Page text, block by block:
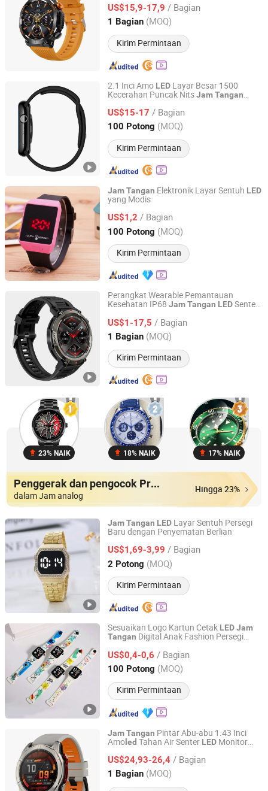
TanganOlahraga
US$15,9-17,9 / Bagian
1 Bagian (MOQ)
Kirim Permintaan
Guangdong, China Harga mulai 2024
2.1 Inci Amo LED Layar Besar 1500
Kecerahan Puncak NitsJamTangan
US$15-17 / Bagian
100 Potong (MOQ)
Kirim Permintaan
Shenzhen Foxiyao Technology Co., Limited
Guangdong, China Harga mulai 2024
JamTangan Elektronik Layar Sentuh LED
yang Modis
US$1,2 / Bagian
100 Potong (MOQ)
Kirim Permintaan
Jinjiang Jiaxing Supply Management Co., Ltd.
Fujian, China Harga mulai 2019
Perangkat Wearable Pemantauan
Kesehatan IP68 JamTangan LEDSenter
US$1-17,5 / Bagian
1 Bagian (MOQ)
Kirim Permintaan
Shenzhen Yangsheng Technology Co., Ltd.
Guangdong, China Harga mulai 2007
23% NAIK 18% NAIK 17% NAIK
Penggerak dan pengocok Produk
dalam Jam analog
Hingga 23%
JamTangan LED Layar Sentuh Persegi
Baru dengan Penyematan Berlian
US$1,69-3,99 / Bagian
2 Potong (MOQ)
Kirim Permintaan
Kozen International Ltd
Guangdong, China Harga mulai 2022
Sesuaikan Logo Kartun Cetak LEDJam
Tangan Digital Anak Fashion Persegi
Anak
US$0,4-0,6 / Bagian
100 Potong (MOQ)
Kirim Permintaan
GLORIOUS PROMO CO.,LIMITED
Guangdong, China Harga mulai 2019
JamTangan Pintar Abu-abu 1.43 Inci
Amoled Tahan Air Senter LED Monitor
US$24,93-26,4 / Bagian
1 Bagian (MOQ)
Colpoint Technology Limited
Guangdong, China Harga mulai 2022